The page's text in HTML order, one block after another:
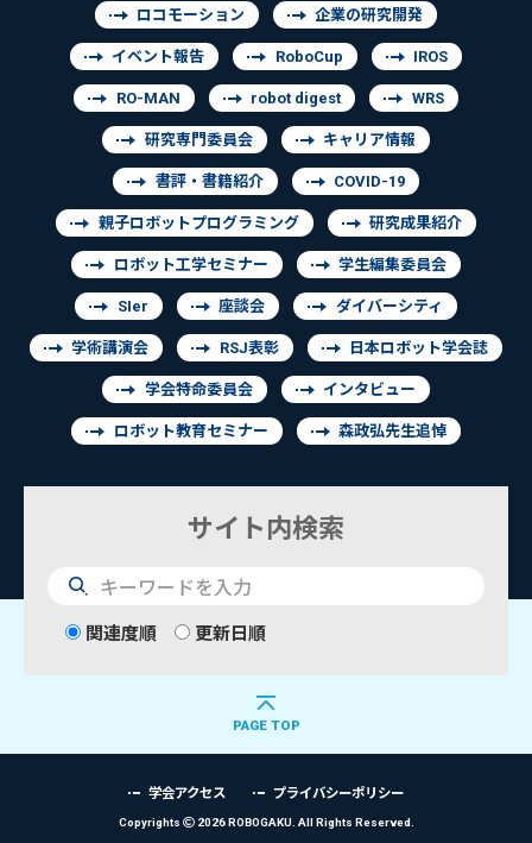
ロコモーション 企業の研究開発
イベント報告 RoboCup IROS
RO-MAN robot digest WRS
研究専門委員会 キャリア情報
書評・書籍紹介 COVID-19
親子ロボットプログラミング 研究成果紹介
ロボット工学セミナー 学生編集委員会
SIer 座談会 ダイバーシティ
学術講演会 RSJ表彰 日本ロボット学会誌
学会特命委員会 インタビュー
ロボット教育セミナー 森政弘先生追悼
サイト内検索
検
索
関連度順 更新日順
PAGE TOP
学会アクセス プライバシーポリシー
Copyrights 2026 ROBOGAKU. All Rights Reserved.